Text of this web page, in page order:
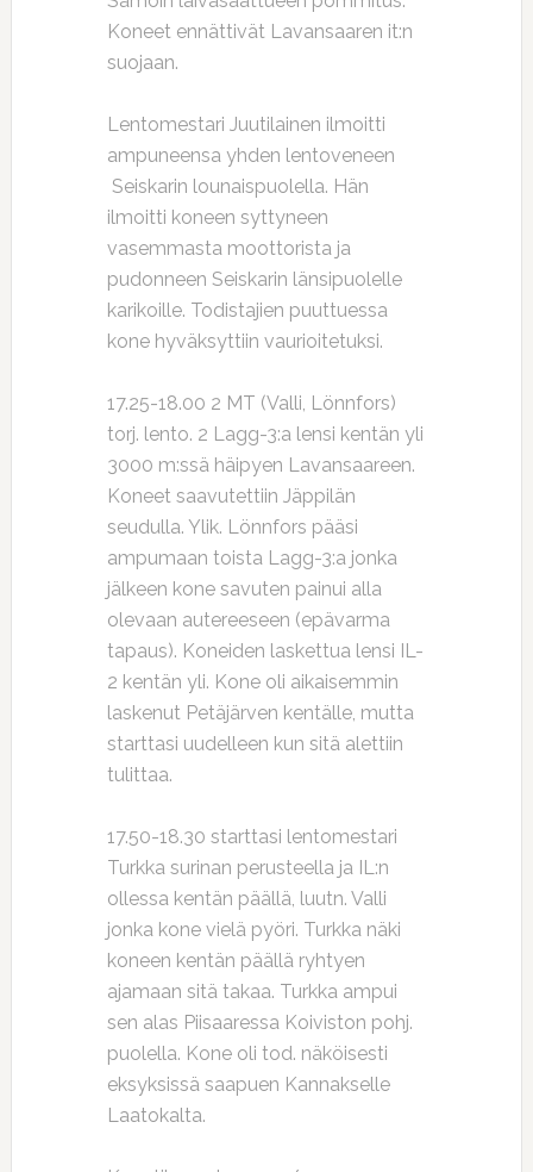
Koneet ennättivät Lavansaaren it:n
suojaan.
Lentomestari Juutilainen ilmoitti
ampuneensa yhden lentoveneen
Seiskarin lounaispuolella. Hän
ilmoitti koneen syttyneen
vasemmasta moottorista ja
pudonneen Seiskarin länsipuolelle
karikoille. Todistajien puuttuessa
kone hyväksyttiin vaurioitetuksi.
17.25-18.00 2 MT (Valli, Lönnfors)
torj. lento. 2 Lagg-3:a lensi kentän yli
3000 m:ssä häipyen Lavansaareen.
Koneet saavutettiin Jäppilän
seudulla. Ylik. Lönnfors pääsi
ampumaan toista Lagg-3:a jonka
jälkeen kone savuten painui alla
olevaan autereeseen (epävarma
tapaus). Koneiden laskettua lensi IL-
2 kentän yli. Kone oli aikaisemmin
laskenut Petäjärven kentälle, mutta
starttasi uudelleen kun sitä alettiin
tulittaa.
17.50-18.30 starttasi lentomestari
Turkka surinan perusteella ja IL:n
ollessa kentän päällä, luutn. Valli
jonka kone vielä pyöri. Turkka näki
koneen kentän päällä ryhtyen
ajamaan sitä takaa. Turkka ampui
sen alas Piisaaressa Koiviston pohj.
puolella. Kone oli tod. näköisesti
eksyksissä saapuen Kannakselle
Laatokalta.